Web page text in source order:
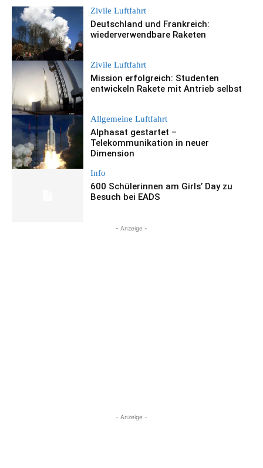
Zivile Luftfahrt
Deutschland und Frankreich:
wiederverwendbare Raketen
Zivile Luftfahrt
Mission erfolgreich: Studenten
entwickeln Rakete mit Antrieb selbst
Allgemeine Luftfahrt
Alphasat gestartet –
Telekommunikation in neuer
Dimension
Info
600 Schülerinnen am Girls’ Day zu
Besuch bei EADS
- Anzeige -
- Anzeige -